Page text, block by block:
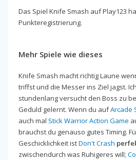
Das Spiel Knife Smash auf Play123
Punkteregistrierung.
Mehr Spiele wie dieses
Knife Smash macht richtig Laune
triffst und die Messer ins Ziel jagst.
stundenlang versucht den Boss zu
Geduld gelernt. Wenn du aufArcade
auch mal Stick Warrior Action Game
brauchst du genauso gutes Timing.
Geschicklichkeit istDon't Crash
zwischendurch was Ruhigeres will;